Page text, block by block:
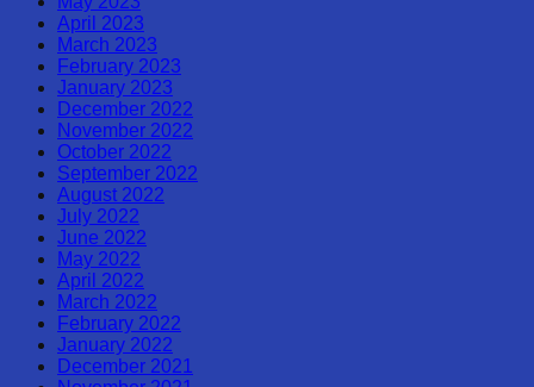
April 2023
March 2023
February 2023
January 2023
December 2022
November 2022
October 2022
September 2022
August 2022
July 2022
June 2022
May 2022
April 2022
March 2022
February 2022
January 2022
December 2021